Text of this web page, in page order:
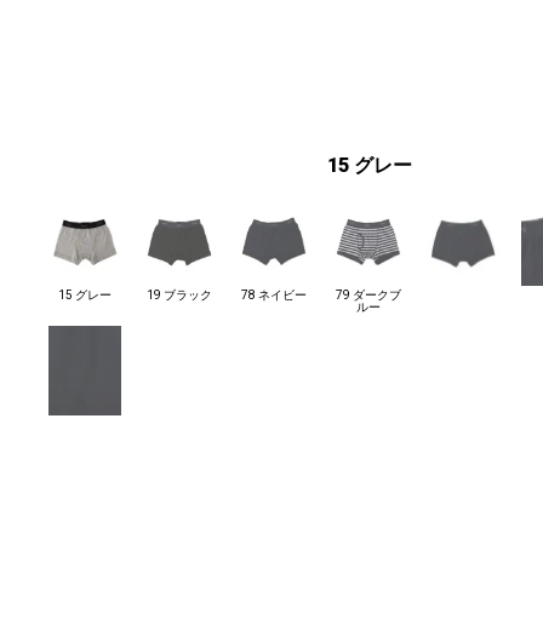
15 グレー
15 グレー 19 ブラック 78 ネイビー
79 ダークブ
ルー